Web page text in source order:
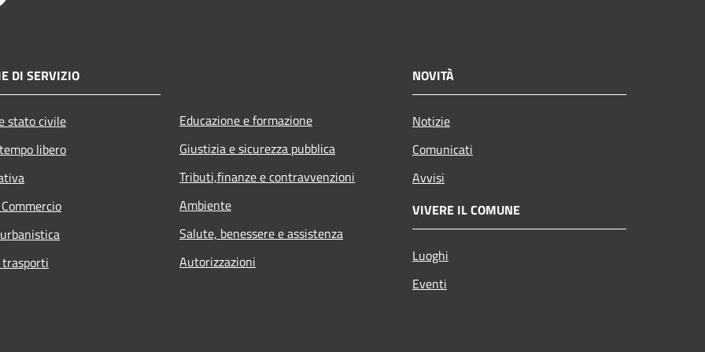
DI SERVIZIO
stato civile
libero
Educazione e formazione
Giustizia e sicurezza pubblica
Tributi,finanze e contravvenzioni
Ambiente
Salute, benessere e assistenza
Autorizzazioni
NOVITÀ
Notizie
Comunicati
Avvisi
VIVERE IL COMUNE
Luoghi
Eventi